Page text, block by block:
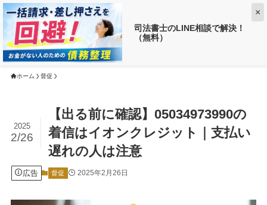
司法書士のLINE相談で解決！
（無料）
×
【返済がお得に!?】 借金がいくら減るか調べる ➡
ホーム 督促
【出る前に確認】05034973990の
着信はイオンクレジット｜支払い
遅れの人は注意
2025
2/26
広告 督促 2025年2月26日